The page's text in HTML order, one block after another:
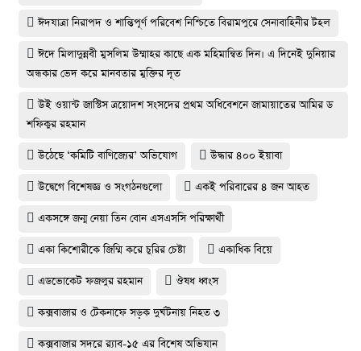
ঈদযাত্রা নিরাপদ ও শান্তিপূর্ণ পরিবেশ নিশ্চিতে বিরামপুরে সেনাবাহিনীর টহল
ঈদে মিলাদুন্নবী মুসলিম উম্মাহর কাছে এক মহিমান্বিত দিন। এ দিনেই দুনিয়ার
অন্ধকার ভেদ করে মানবতার মুক্তির দূত
উই ওয়ান্ট জাস্টিস ত্রয়োদশ সংসদের প্রথম অধিবেশনে জামায়াতের আমির ড
শফিকুর রহমান
উঠেছে ‘কমিটি বাণিজ্যের’ অভিযোগ উদ্ধার ৪০০ ইয়াবা
উদ্বেগে বিশেষজ্ঞ ও সংগঠনগুলো একই পরিবারের ৪ জন আহত
একসঙ্গে জন্ম নেয়া তিন বোন এসএসসি পরিক্ষার্থী
একা কিশোরীকে জিম্মি করে চুরির চেষ্টা একাধিক বিয়ে
এডভোকেট ফজলুর রহমান ঔষধ ধ্বংস
কক্সবাজার ও টেকনাফে সড়ক দুর্ঘটনায় নিহত ৩
কক্সবাজার সদরে র‍্যাব-১৫ এর বিশেষ অভিযান